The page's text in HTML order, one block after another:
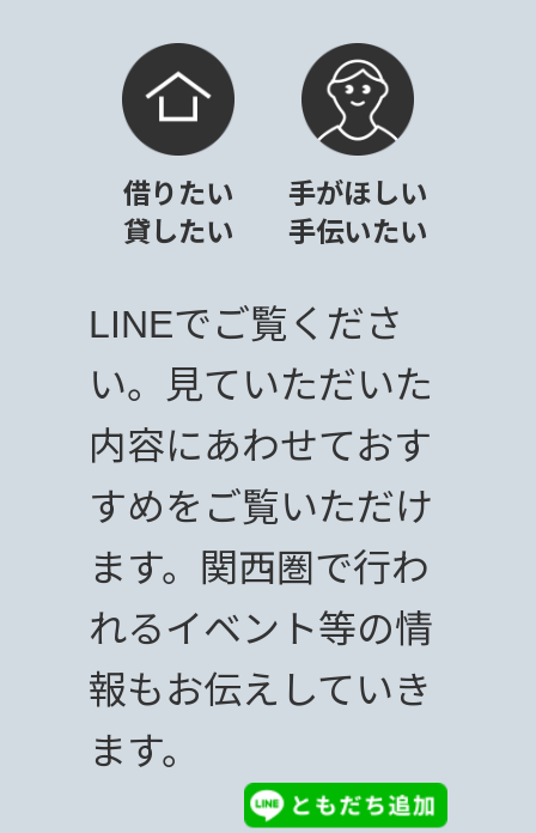
借りたい
貸したい
手がほしい
手伝いたい
LINEでご覧くださ
い。見ていただいた
内容にあわせておす
すめをご覧いただけ
ます。関西圏で行わ
れるイベント等の情
報もお伝えしていき
ます。